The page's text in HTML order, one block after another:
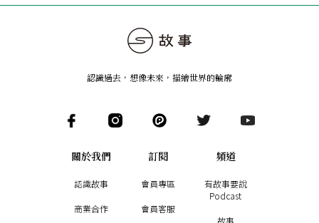
認識過去，想像未來 ， 描繪世界的輪廓
關於我們
認識故事
商業合作
訂閱
會員專區
會員客服
頻道
有故事要說
Podcast
故事